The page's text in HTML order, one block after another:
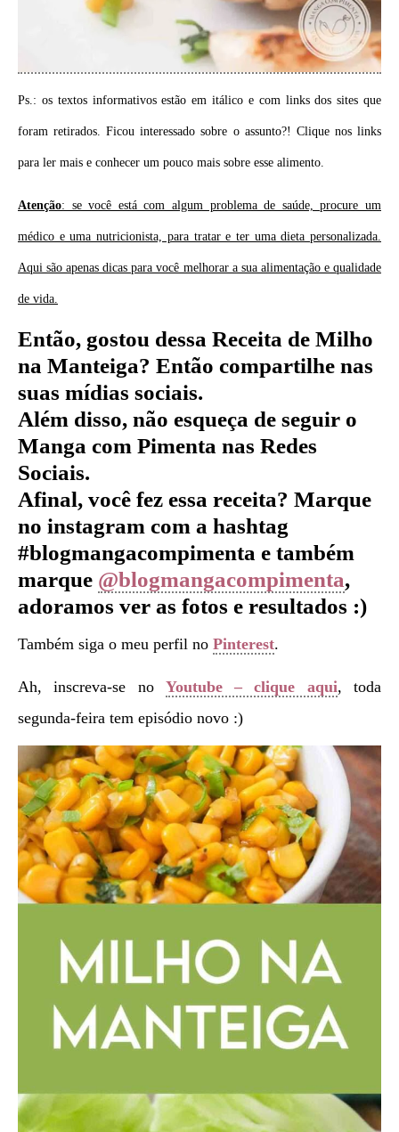
Ps.: os textos informativos estão em itálico e com links dos sites que
foram retirados. Ficou interessado sobre o assunto?! Clique nos links
para ler mais e conhecer um pouco mais sobre esse alimento.
Atenção: se você está com algum problema de saúde, procure um
médico e uma nutricionista, para tratar e ter uma dieta personalizada.
Aqui são apenas dicas para você melhorar a sua alimentação e qualidade
de vida.
Então, gostou dessa Receita de Milho
na Manteiga? Então compartilhe nas
suas mídias sociais.
Além disso, não esqueça de seguir o
Manga com Pimenta nas Redes
Sociais.
Afinal, você fez essa receita? Marque
no instagram com a hashtag
#blogmangacompimenta e também
marque @blogmangacompimenta,
adoramos ver as fotos e resultados :)
Também siga o meu perfil no Pinterest.
Ah, inscreva-se no Youtube – clique aqui, toda
segunda-feira tem episódio novo :)